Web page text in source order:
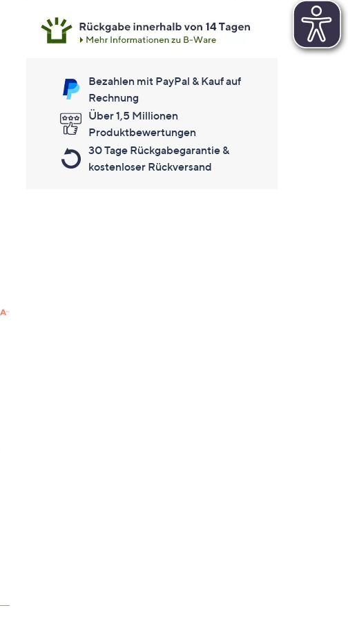
Bezahlen mit PayPal & Kauf auf
Rechnung
Über 1,5 Millionen
Produktbewertungen
30 Tage Rückgabegarantie &
kostenloser Rückversand